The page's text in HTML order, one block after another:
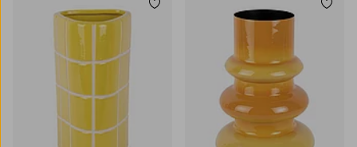
Legg til favoritter